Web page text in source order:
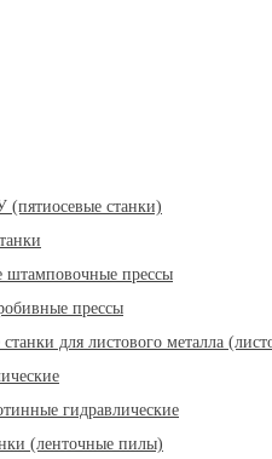
(пятиосевые станки)
штамповочные прессы
прессы
для листового металла
гидравлические
(ленточные пилы)